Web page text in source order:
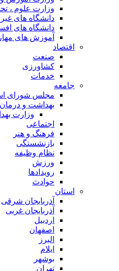
وزارت علوم ،
دانشگاه های
دانشگاه های
آموزش های
اقتصاد
صنعت
کشاورزی
خدمات
جامعه
مجلس شورای
بهداشت و درمان
وزارت
اجتماعی
فرهنگ و هنر
بازنشستگی
نظام وظیفه
ورزش
رویدادها
حوادث
استان
آذربایجان شرقی
آذربایجان غربی
اردبیل
اصفهان
البرز
ایلام
بوشهر
تهران